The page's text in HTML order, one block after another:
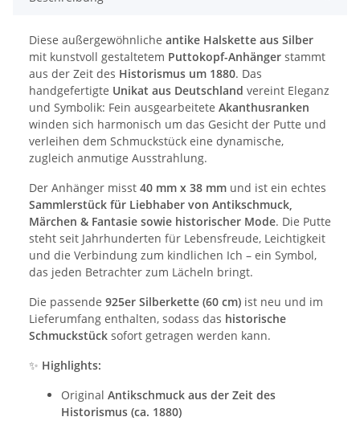
Diese außergewöhnliche antike Halskette aus Silber
mit kunstvoll gestaltetem Puttokopf-Anhänger stammt
aus der Zeit des Historismus um 1880. Das
handgefertigte Unikat aus Deutschland vereint Eleganz
und Symbolik: Fein ausgearbeitete Akanthusranken
winden sich harmonisch um das Gesicht der Putte und
verleihen dem Schmuckstück eine dynamische,
zugleich anmutige Ausstrahlung.
Der Anhänger misst 40 mm x 38 mm und ist ein echtes
Sammlerstück für Liebhaber von Antikschmuck,
Märchen & Fantasie sowie historischer Mode. Die Putte
steht seit Jahrhunderten für Lebensfreude, Leichtigkeit
und die Verbindung zum kindlichen Ich – ein Symbol,
das jeden Betrachter zum Lächeln bringt.
Die passende 925er Silberkette (60 cm) ist neu und im
Lieferumfang enthalten, sodass das historische
Schmuckstück sofort getragen werden kann.
✨ Highlights:
Original Antikschmuck aus der Zeit des
Historismus (ca. 1880)